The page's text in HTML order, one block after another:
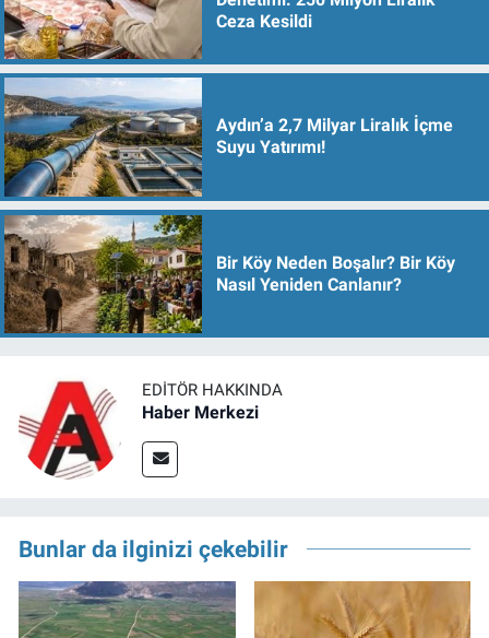
Ceza Kesildi
Aydın’a 2,7 Milyar Liralık İçme
Suyu Yatırımı!
Bir Köy Neden Boşalır? Bir Köy
Nasıl Yeniden Canlanır?
EDITÖR HAKKINDA
Haber Merkezi
Bunlar da ilginizi çekebilir